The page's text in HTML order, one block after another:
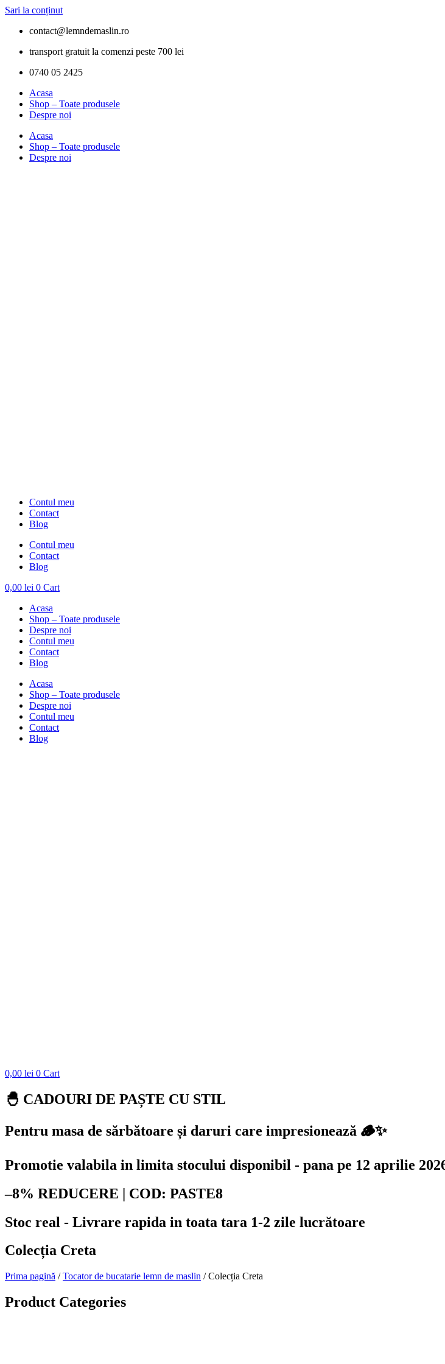
Sari la conținut
contact@lemndemaslin.ro
transport gratuit la comenzi peste 700 lei
0740 05 2425
Acasa
Shop – Toate produsele
Despre noi
Acasa
Shop – Toate produsele
Despre noi
Contul meu
Contact
Blog
Contul meu
Contact
Blog
0,00 lei 0 Cart
Acasa
Shop – Toate produsele
Despre noi
Contul meu
Contact
Blog
Acasa
Shop – Toate produsele
Despre noi
Contul meu
Contact
Blog
0,00 lei 0 Cart
🐣 CADOURI DE PAȘTE CU STIL
Pentru masa de sărbătoare și daruri care impresionează 🪵✨
Promotie valabila in limita stocului disponibil - pana pe 12 aprilie
–8% REDUCERE | COD: PASTE8
Stoc real - Livrare rapida in toata tara 1-2 zile lucrătoare
Colecția Creta
Prima pagină /Tocator de bucatarie lemn de maslin / Colecția Creta
Product Categories